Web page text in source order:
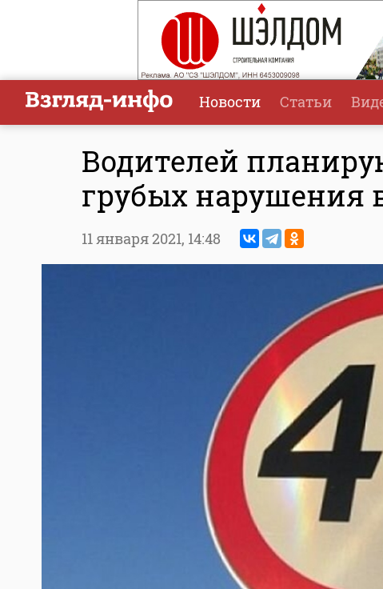
Новости Статьи
Водителей
грубых нарушения
11 января 2021, 14:48